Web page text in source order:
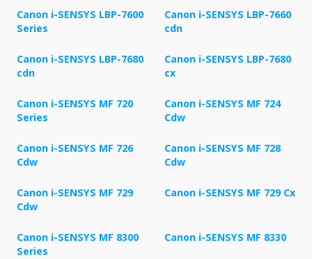
Canon i-SENSYS LBP-7600
Series
Canon i-SENSYS LBP-7660
cdn
Canon i-SENSYS LBP-7680
cdn
Canon i-SENSYS LBP-7680
cx
Canon i-SENSYS MF 720
Series
Canon i-SENSYS MF 724
Cdw
Canon i-SENSYS MF 726
Cdw
Canon i-SENSYS MF 728
Cdw
Canon i-SENSYS MF 729
Cdw
Canon i-SENSYS MF 729 Cx
Canon i-SENSYS MF 8300
Series
Canon i-SENSYS MF 8330